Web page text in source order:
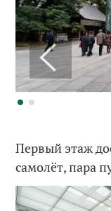
Первый этаж
самолёт, пара